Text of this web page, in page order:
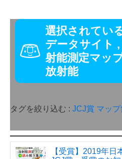
選択されてい
データサイト ,
射能測定マッ
放射能
タグを絞り込む : JCJ賞 マッ
【受賞】2019年日